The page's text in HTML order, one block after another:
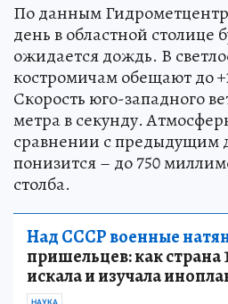
По данным
день в областной столице
ожидается дождь. В
костромичам обещают до
Скорость юго-западного
метра в секунду.
сравнении с предыдущим
понизится – до 750
столба.
Над СССР военные
пришельцев: как страна
искала и изучала
НАУКА